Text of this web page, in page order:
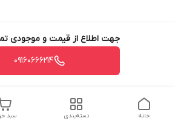
جهت اطلاع از قیمت و موجودی
09160666214
سبد دسته‌بندی خانه